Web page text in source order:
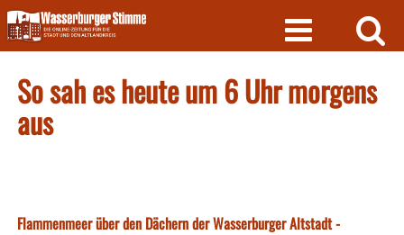
Skip
to
content
So sah es heute um 6 Uhr morgens
aus
Flammenmeer über den Dächern der Wasserburger Altstadt -